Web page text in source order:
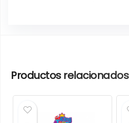
Productos relacionados